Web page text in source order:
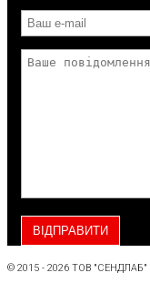
© 2015 - 2026 ТОВ "СЕНДЛАБ"